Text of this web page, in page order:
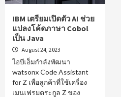
IBM เตรียมเปิดตัว AI ช่วย
แปลงโค้ดภาษา Cobol
เป็น Java
August 24, 2023
ไอบีเอ็มกำลังพัฒนา
watsonx Code Assistant
for Z เพื่อลูกค้าที่ใช้เครื่อง
เมนเฟรมตระกูล Z ของ